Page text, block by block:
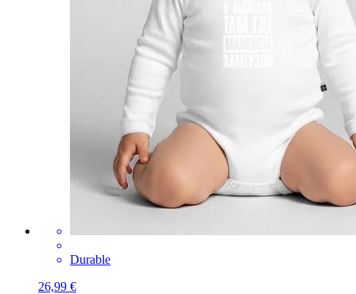
Durable
26,99 €